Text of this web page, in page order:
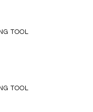
TOOL
TOOL